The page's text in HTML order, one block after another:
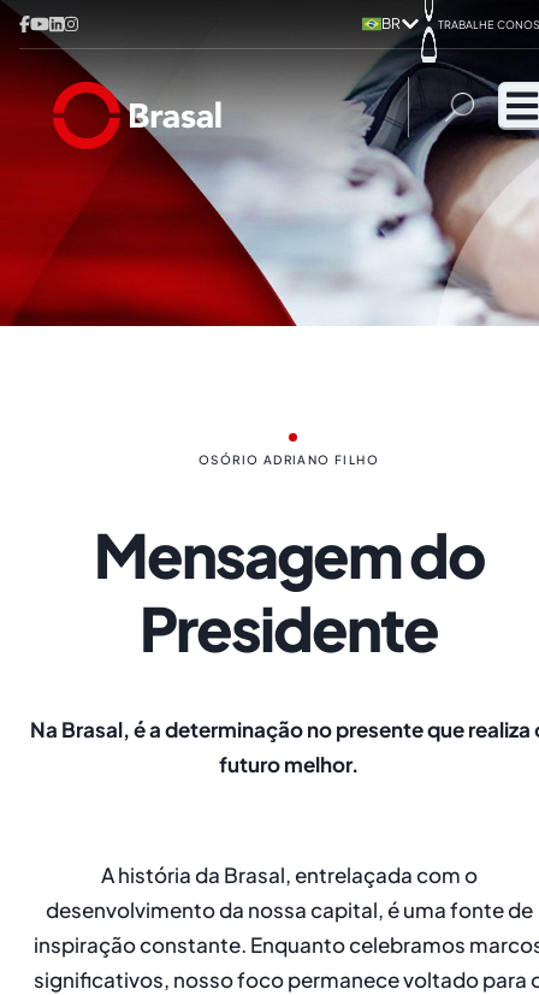
BR TRABALHE
OSÓRIO ADRIANO FILHO
Mensagem do
Presidente
Na Brasal, é a determinação no presente que realiza
futuro melhor.
A história da Brasal, entrelaçada com o
desenvolvimento da nossa capital, é uma fonte de
inspiração constante. Enquanto celebramos
significativos, nosso foco permanece voltado para